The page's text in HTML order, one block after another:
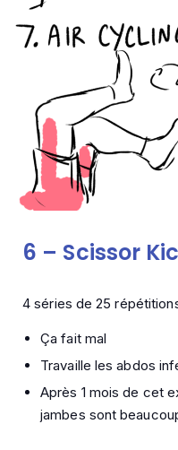
6 – Scissor
4 séries de 25
Ça fait mal
Travaille les abdos
Après 1 mois de cet
jambes sont